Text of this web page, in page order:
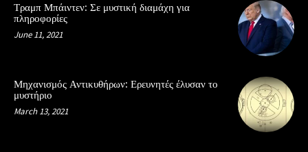
Τραμπ Μπάιντεν: Σε μυστική διαμάχη για
πληροφορίες
June 11, 2021
Μηχανισμός Αντικυθήρων: Ερευνητές έλυσαν το
μυστήριο
March 13, 2021